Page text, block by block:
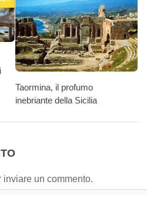
Taormina, il profumo
inebriante della Sicilia
inviare un commento.